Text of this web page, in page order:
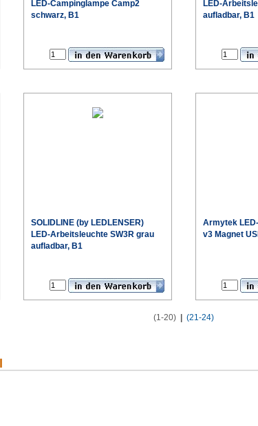
LED-Campinglampe Camp2
schwarz, B1
LED-
aufladbar, B1
SOLIDLINE (by LEDLENSER)
LED-Arbeitsleuchte SW3R grau
aufladbar, B1
Armytek
v3 Magnet
(1-20) (21-24)